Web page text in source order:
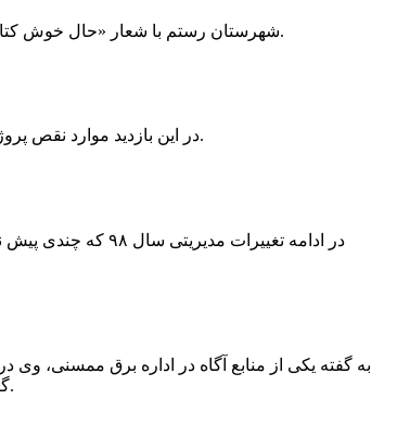
شهرستان رستم با شعار «حال خوش کتابخوانی، در سرزمین زرد طلایی رستم» و هماهنگی و همکاری همه دستگاه های فرهنگی و مردم آمادگی خود را برای نامزدی پایخت کتاب ایران اعلام کرد.
در این بازدید موارد نقص پروژه توسط عوامل فنی مشخص و جهت رفع نقص برای رسیدن به مرحله تجهیز کتابخانه به مهران ضرغامی واگذار گردید که در اسرع وقت کار تحویل گردد.
در ادامه
به گفته یکی از منابع آگاه در اداره برق ممسنی،
گرفتگی شدید شد و جهت درمان به شیراز انتقال یافت.به گفته این منبع آگاه ؛ متاسفانه هر دو دست این نیروی کار به دلیل سوختگی شدید قطع شده است.